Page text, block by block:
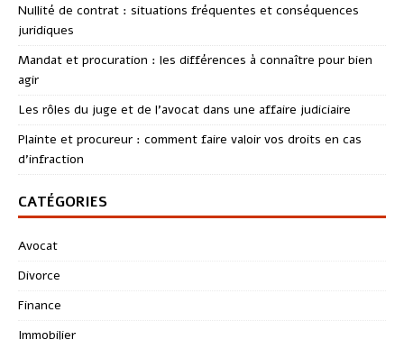
Nullité de contrat : situations fréquentes et conséquences
juridiques
Mandat et procuration : les différences à connaître pour bien
agir
Les rôles du juge et de l’avocat dans une affaire judiciaire
Plainte et procureur : comment faire valoir vos droits en cas
d’infraction
CATÉGORIES
Avocat
Divorce
Finance
Immobilier